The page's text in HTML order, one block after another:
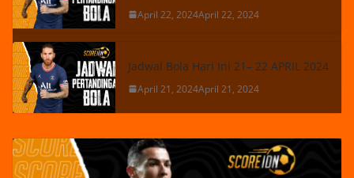
April 22, 2024April 22, 2024
Jadwal Bola Hari Ini 21– 22 APRIL 2024
April 21, 2024April 21, 2024